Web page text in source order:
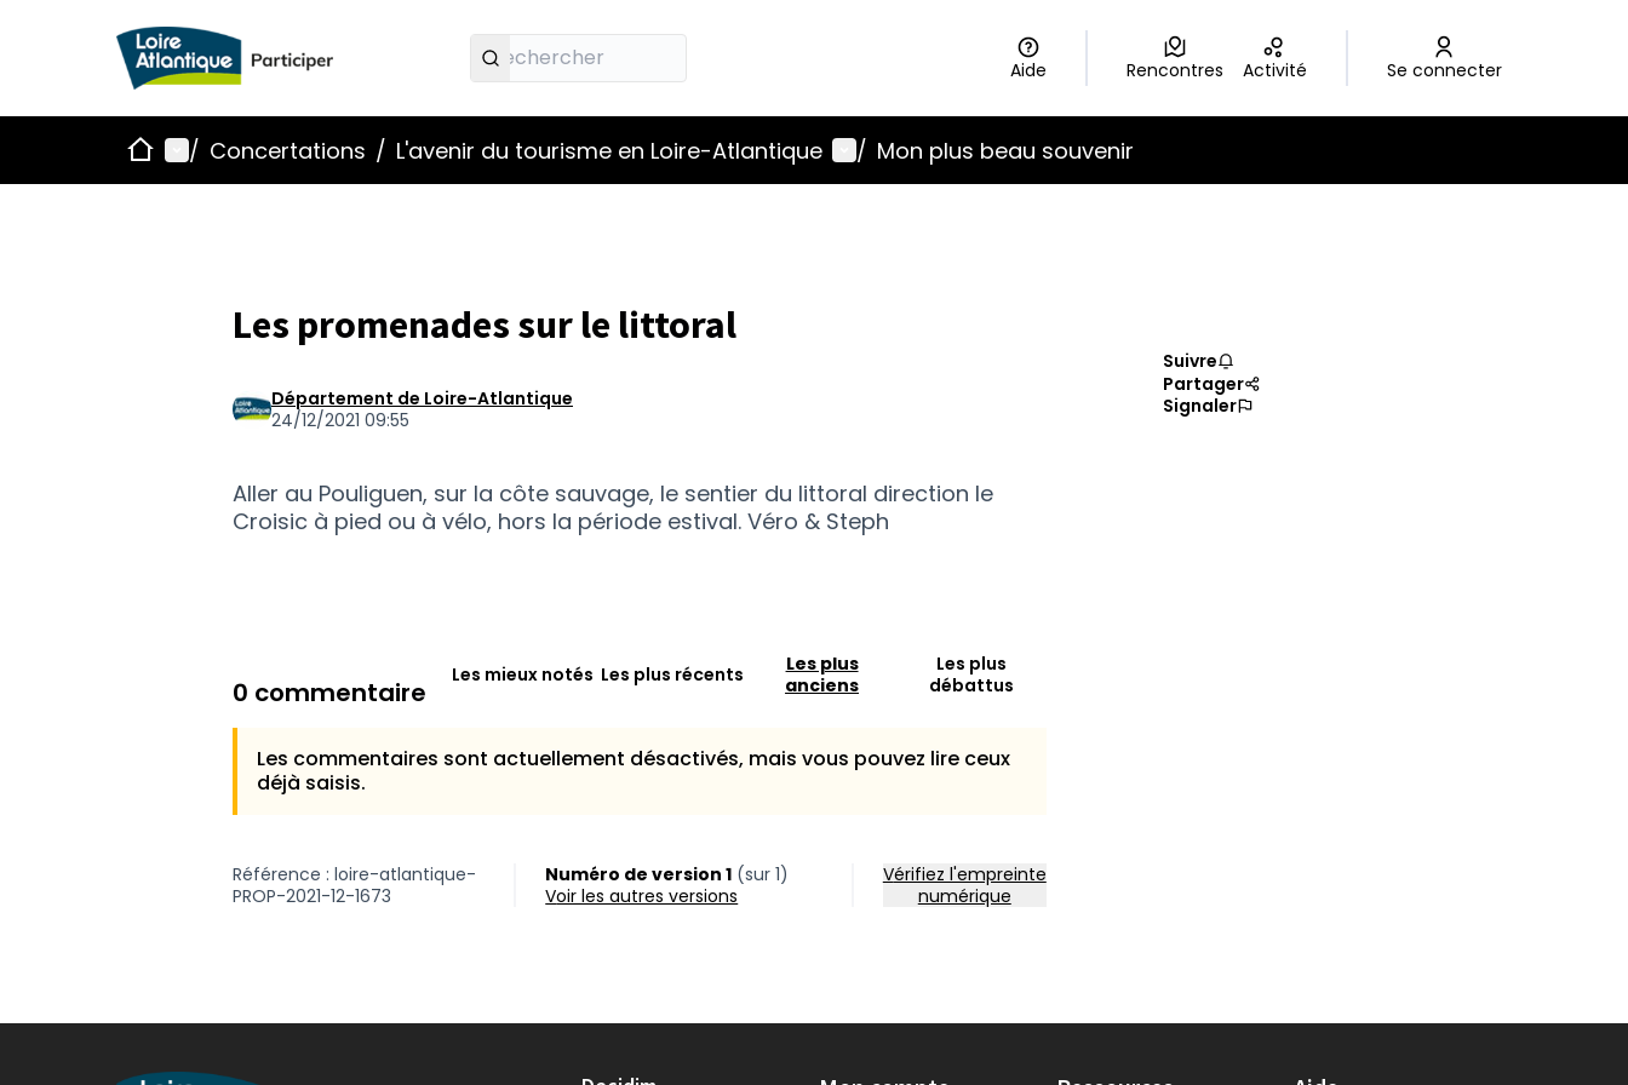
Aide Rencontres Activité Se connecter
AccueilMenu principal
/ Concertations / L'avenir du tourisme en Loire-Atlantique Menu utilisateur
/ Mon plus beau souvenir
Les promenades sur le littoral
Département de Loire-Atlantique
24/12/2021 09:55
Aller au Pouliguen, sur la côte sauvage, le sentier du littoral direction le
Croisic à pied ou à vélo, hors la période estival. Véro & Steph
Suivre
Partager
Signaler
0 commentaire
Les mieux notés Les plus récents
Les plus
anciens
Les plus
débattus
Les commentaires sont actuellement désactivés, mais vous pouvez lire ceux
déjà saisis.
Référence : loire-atlantique-
PROP-2021-12-1673
Numéro de version 1 (sur 1)
voir les autres versions
Vérifiez l'empreinte
numérique